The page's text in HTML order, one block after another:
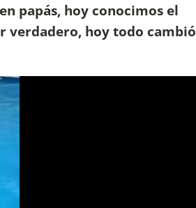
papás, hoy conocimos el
verdadero, hoy todo cambió